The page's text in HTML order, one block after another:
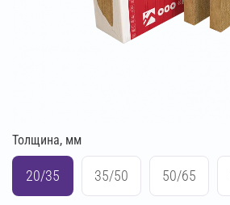
Толщина, мм
20/35 35/50 50/65